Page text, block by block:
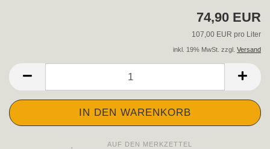
74,90 EUR
107,00 EUR pro Liter
inkl. 19% MwSt. zzgl. Versand
AUF DEN MERKZETTEL